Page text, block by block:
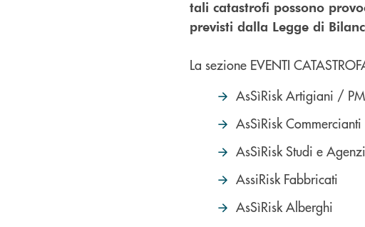
tali catastrofi possono
previsti dalla Legge di
La sezione EVENTI
AsSìRisk Artigiani /
AsSìRisk Commercianti
AsSìRisk Studi e
AssiRisk Fabbricati
AsSìRisk Alberghi